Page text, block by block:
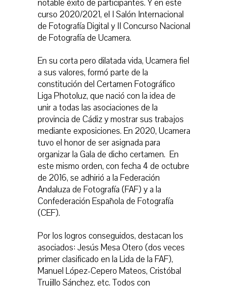
notable éxito de participantes. Y en este
curso 2020/2021, el I Salón Internacional
de Fotografía Digital y II Concurso Nacional
de Fotografía de Ucamera.
En su corta pero dilatada vida, Ucamera fiel
a sus valores, formó parte de la
constitución del Certamen Fotográfico
Liga Photoluz, que nació con la idea de
unir a todas las asociaciones de la
provincia de Cádiz y mostrar sus trabajos
mediante exposiciones. En 2020, Ucamera
tuvo el honor de ser asignada para
organizar la Gala de dicho certamen. En
este mismo orden, con fecha 4 de octubre
de 2016, se adhirió a la Federación
Andaluza de Fotografía (FAF) y a la
Confederación Española de Fotografía
(CEF).
Por los logros conseguidos, destacan los
asociados: Jesús Mesa Otero (dos veces
primer clasificado en la Lida de la FAF),
Manuel López-Cepero Mateos, Cristóbal
Trujillo Sánchez, etc. Todos con